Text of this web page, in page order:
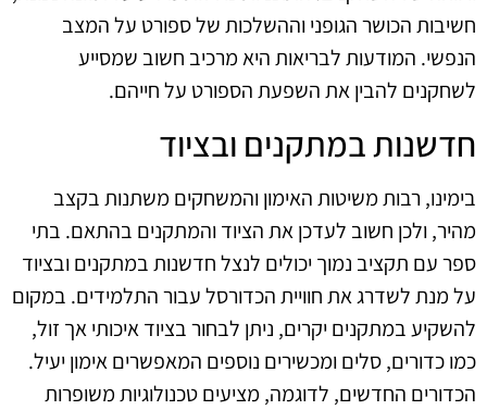
חשיבות הכושר הגופני וההשלכות של ספורט על המצב
הנפשי. המודעות לבריאות היא מרכיב חשוב שמסייע
לשחקנים להבין את השפעת הספורט על חייהם.
חדשנות במתקנים ובציוד
בימינו, רבות משיטות האימון והמשחקים משתנות בקצב
מהיר, ולכן חשוב לעדכן את הציוד והמתקנים בהתאם. בתי
ספר עם תקציב נמוך יכולים לנצל חדשנות במתקנים ובציוד
על מנת לשדרג את חוויית הכדורסל עבור התלמידים. במקום
להשקיע במתקנים יקרים, ניתן לבחור בציוד איכותי אך זול,
כמו כדורים, סלים ומכשירים נוספים המאפשרים אימון יעיל.
הכדורים החדשים, לדוגמה, מציעים טכנולוגיות משופרות